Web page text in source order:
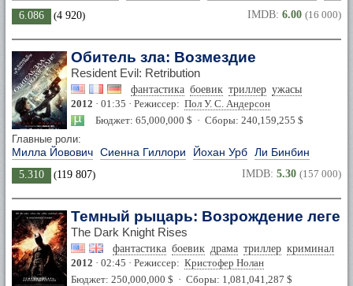
6.086 (4 920) IMDB: 6.00 (16 000)
Обитель зла: Возмездие
Resident Evil: Retribution
фантастика боевик триллер ужасы
2012 · 01:35 · Режиссер: Пол У. С. Андерсон
Бюджет: 65,000,000 $ · Сборы: 240,159,255 $
Главные роли:
Милла Йовович Сиенна Гиллори Йохан Урб Ли Бинбин
5.310 (119 807) IMDB: 5.30 (157 000)
Темный рыцарь: Возрождение
The Dark Knight Rises
фантастика боевик драма триллер криминал
2012 · 02:45 · Режиссер: Кристофер Нолан
Бюджет: 250,000,000 $ · Сборы: 1,081,041,287 $